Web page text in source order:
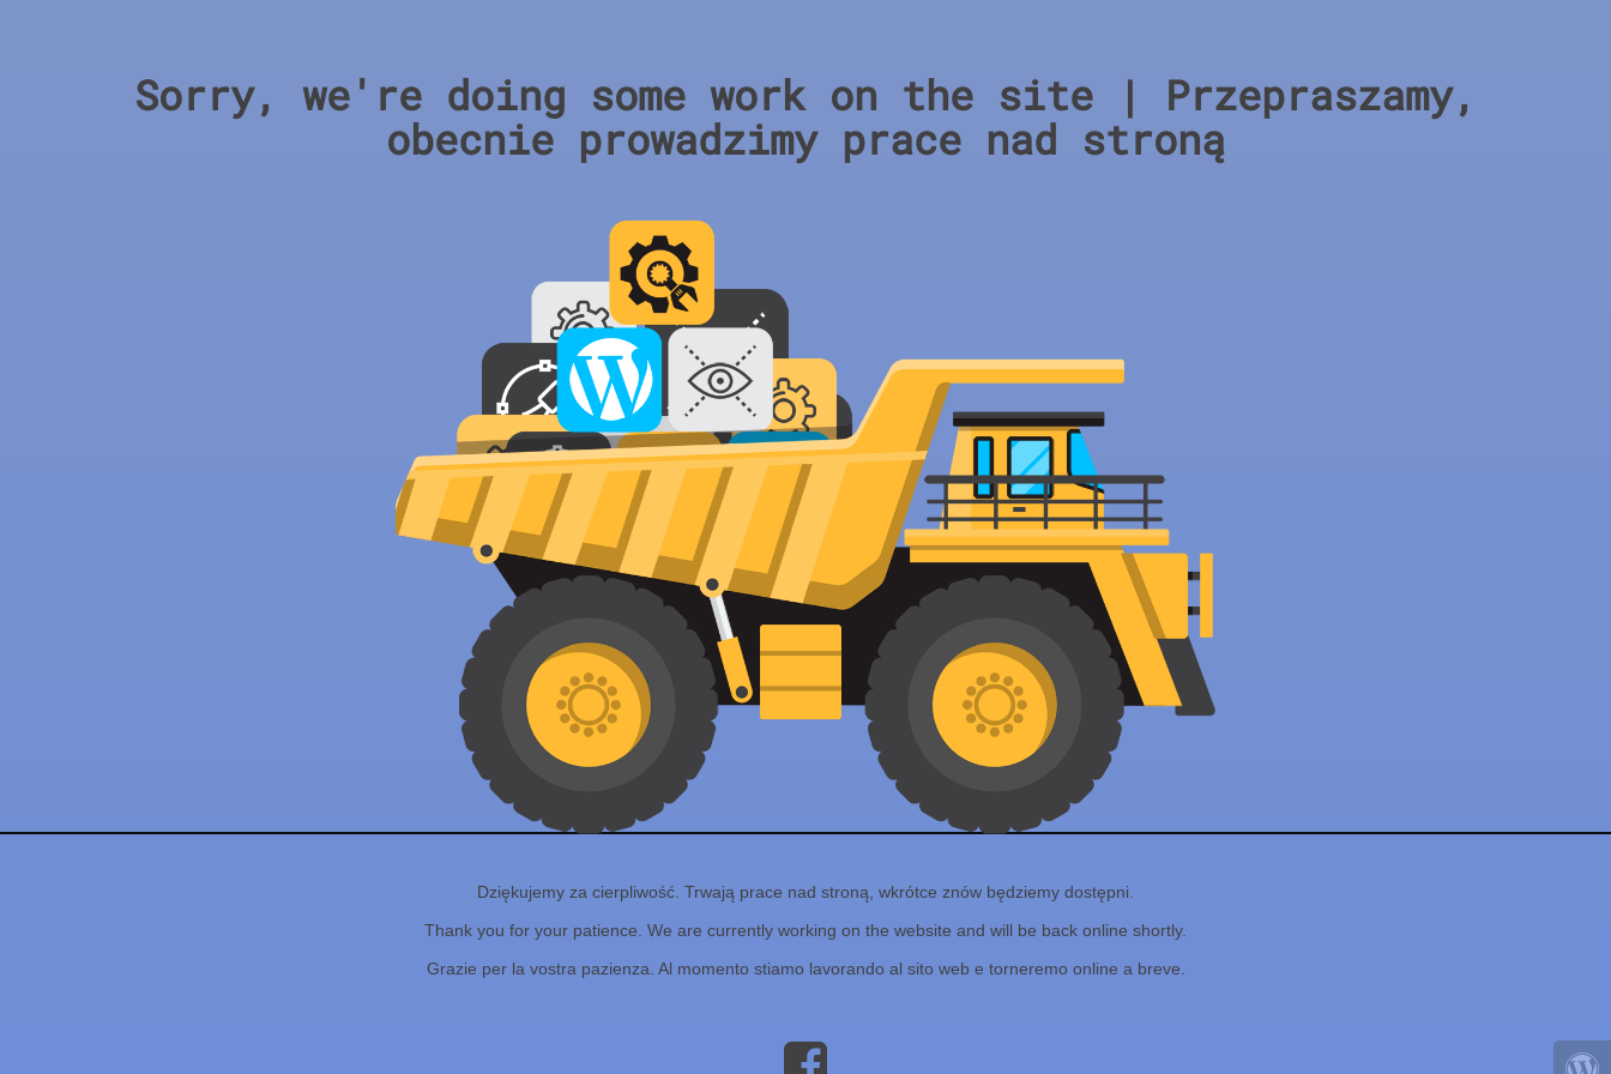
Sorry, we're doing some work on the site | Przepraszamy,
obecnie prowadzimy prace nad stroną
Dziękujemy za cierpliwość. Trwają prace nad stroną, wkrótce znów będziemy dostępni.
Thank you for your patience. We are currently working on the website and will be back online shortly.
Grazie per la vostra pazienza. Al momento stiamo lavorando al sito web e torneremo online a breve.